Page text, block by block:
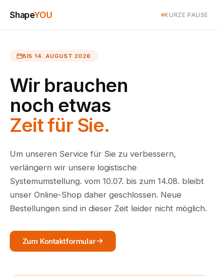
ShapeYOU KURZE PAUSE
BIS 14. AUGUST 2026
Wir brauchen
noch etwas
Zeit für Sie.
Um unseren Service für Sie zu verbessern,
verlängern wir unsere logistische
Systemumstellung. vom 10.07. bis zum 14.08. bleibt
unser Online-Shop daher geschlossen. Neue
Bestellungen sind in dieser Zeit leider nicht möglich.
Zum Kontaktformular